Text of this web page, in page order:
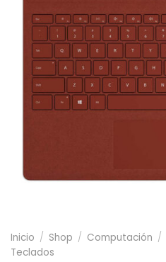
Inicio / Shop / Computación /
Teclados